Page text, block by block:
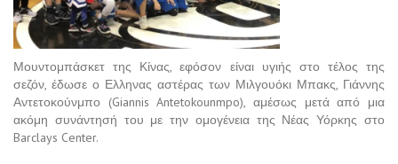
Μουντομπάσκετ της Κίνας, εφόσον είναι υγιής στο τέλος της
σεζόν, έδωσε ο Ελληνας αστέρας των Μιλγουόκι Μπακς, Γιάννης
Αντετοκούνμπο (Giannis Antetokounmpo), αμέσως μετά από μια
ακόμη συνάντησή του με την ομογένεια της Νέας Υόρκης στο
Barclays Center.